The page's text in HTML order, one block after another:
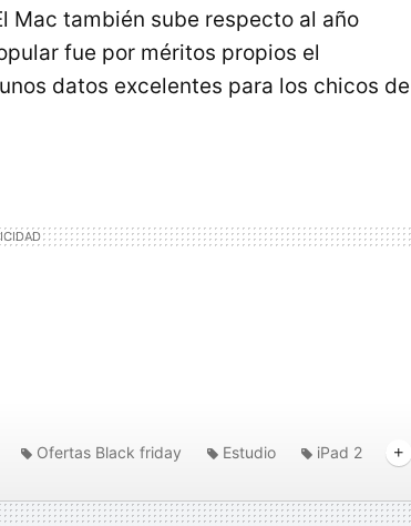
Mac también sube respecto al año
fue por méritos propios el
datos excelentes para los chicos de
Ofertas Black friday Estudio
iPad 2